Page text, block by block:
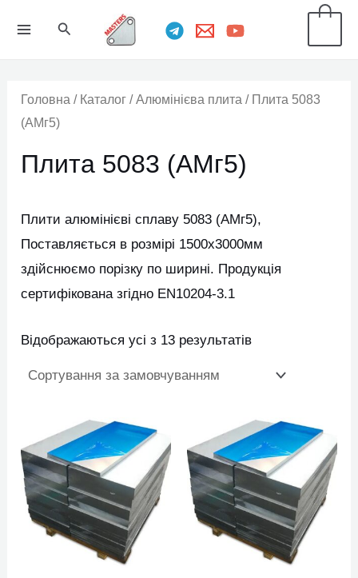
Пошук
Головна / Каталог /Алюмінієва плита / Плита 5083
(АМг5)
Плита 5083 (АМг5)
Плити алюмінієві сплаву 5083 (АМг5),
Поставляється в розмірі 1500х3000мм
здійснюємо порізку по ширині. Продукція
сертифікована згідно EN10204-3.1
Відображаються усі з 13 результатів